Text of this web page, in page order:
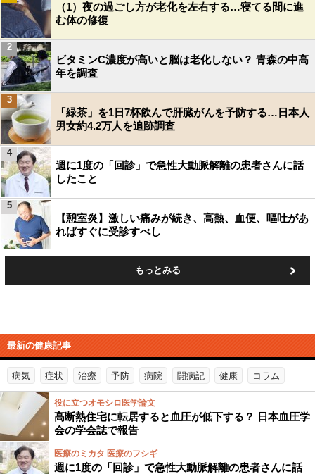
（1）夜の過ごし方が老化を左右する…寝てる間に進
む体の修復
ビタミンC濃度が高いと脳は老化しない？ 青森の中高
年を調査
2
「緑茶」を1日7杯飲んで肝臓がんを予防する…日本人
男女約4.2万人を追跡調査
3
週に1度の「回診」で急性大動脈解離の患者さんに話
したこと
4
【憩室炎】激しい痛みが続き、高熱、血便、嘔吐があ
ればすぐに受診すべし
5
もっとみる
最新の健康記事
病気 症状 治療 予防 病院 闘病記 健康 コラム
役に立つオモシロ医学論文
高断熱住宅に転居すると血圧が低下する？ 日本血圧学
会の学会誌で報告
医療のミカタ 医療のフシギ
週に1度の「回診」で急性大動脈解離の患者さんに話